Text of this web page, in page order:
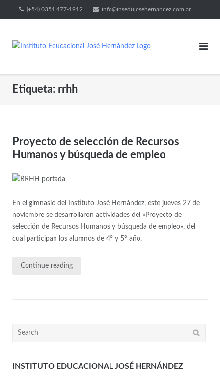
(+54) 0351 477-1912 info@insedujosehernandez.com.ar
Etiqueta: rrhh
Proyecto de selección de Recursos
Humanos y búsqueda de empleo
En el gimnasio del Instituto José Hernández, este jueves 27 de
noviembre se desarrollaron actividades del «Proyecto de
selección de Recursos Humanos y búsqueda de empleo», del
cual participan los alumnos de 4° y 5° año.
Continue reading
INSTITUTO EDUCACIONAL JOSÉ HERNÁNDEZ